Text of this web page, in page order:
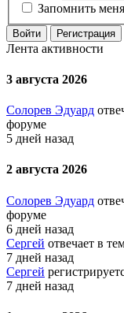
Запомнить меня
Войти Регистрация
Лента активности
3 августа 2026
Солорев Эдуард
форуме
5 дней назад
2 августа 2026
Солорев Эдуард
форуме
6 дней назад
Сергей отвечает в
7 дней назад
Сергей
7 дней назад